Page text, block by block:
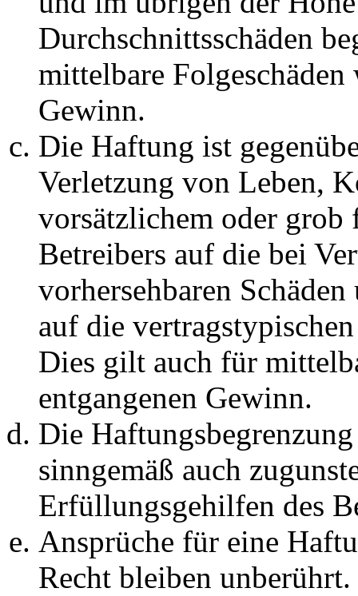
Durchschnittsschäden
mittelbare Folgeschäden
Gewinn.
Die Haftung ist
Verletzung von Leben,
vorsätzlichem oder grob
Betreibers auf die bei
vorhersehbaren
auf die
Dies gilt auch für
entgangenen Gewinn.
Die
sinngemäß auch
Erfüllungsgehilfen des
Ansprüche für eine
Recht bleiben unberührt.